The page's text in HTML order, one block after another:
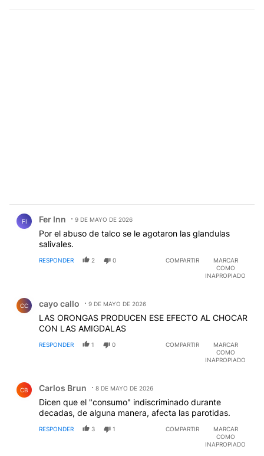
FI Fer Inn 9 DE MAYO DE 2026
Por el abuso de talco se le agotaron las glandulas
salivales.
RESPONDER 2 0 COMPARTIR
MARCAR
COMO
INAPROPIADO
CC cayo callo 9 DE MAYO DE 2026
LAS ORONGAS PRODUCEN ESE EFECTO AL CHOCAR
CON LAS AMIGDALAS
RESPONDER 1 0 COMPARTIR
MARCAR
COMO
INAPROPIADO
CB Carlos Brun 8 DE MAYO DE 2026
Dicen que el "consumo" indiscriminado durante
decadas, de alguna manera, afecta las parotidas.
RESPONDER 3 1 COMPARTIR
MARCAR
COMO
INAPROPIADO